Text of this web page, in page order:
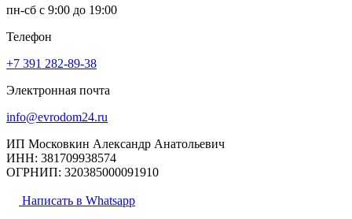
пн-сб с 9:00 до 19:00
Телефон
+7 391 282-89-38
Электронная почта
info@evrodom24.ru
ИП Московкин Александр Анатольевич
ИНН: 381709938574
ОГРНИП: 320385000091910
Написать в Whatsapp